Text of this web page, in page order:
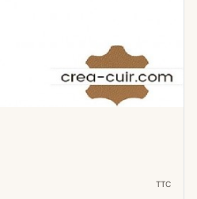
TTC